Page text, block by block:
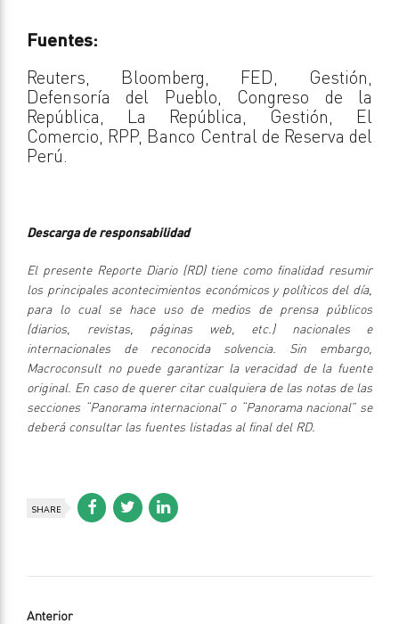
Fuentes:
Reuters, Bloomberg, FED, Gestión,
Defensoría del Pueblo, Congreso de la
República, La República, Gestión, El
Comercio, RPP, Banco Central de Reserva del
Perú.
Descarga de responsabilidad
El presente Reporte Diario (RD) tiene como finalidad resumir
los principales acontecimientos económicos y políticos del día,
para lo cual se hace uso de medios de prensa públicos
(diarios, revistas, páginas web, etc.) nacionales e
internacionales de reconocida solvencia. Sin embargo,
Macroconsult no puede garantizar la veracidad de la fuente
original. En caso de querer citar cualquiera de las notas de las
secciones “Panorama internacional” o “Panorama nacional” se
deberá consultar las fuentes listadas al final del RD.
SHARE
Anterior